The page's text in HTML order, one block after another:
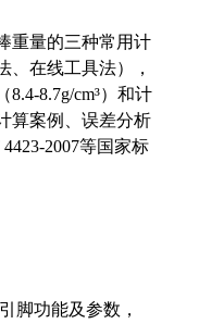
重量的三种常用计
、在线工具法），
8.7g/cm³）和计
算案例、误差分析
2007等国家标
脚功能及参数，